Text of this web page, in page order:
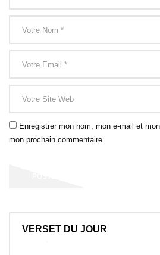
Enregistrer mon nom, mon e-mail et
mon prochain commentaire.
VERSET DU JOUR